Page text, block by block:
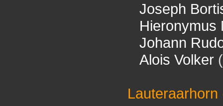
Joseph
Hieronymus
Johann
Alois Volker
Lauteraarhorn